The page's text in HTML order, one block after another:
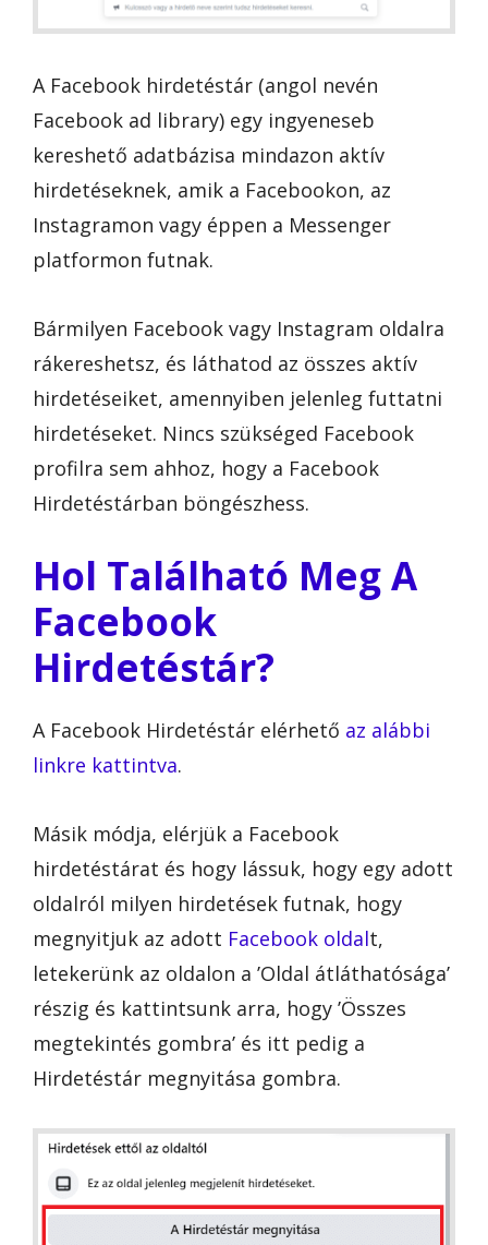
A Facebook hirdetéstár (angol nevén
Facebook ad library) egy ingyeneseb
kereshető adatbázisa mindazon aktív
hirdetéseknek, amik a Facebookon, az
Instagramon vagy éppen a Messenger
platformon futnak.
Bármilyen Facebook vagy Instagram oldalra
rákereshetsz, és láthatod az összes aktív
hirdetéseiket, amennyiben jelenleg futtatni
hirdetéseket. Nincs szükséged Facebook
profilra sem ahhoz, hogy a Facebook
Hirdetéstárban böngészhess.
Hol Található Meg A
Facebook
Hirdetéstár?
A Facebook Hirdetéstár elérhető az alábbi
linkre kattintva.
Másik módja, elérjük a Facebook
hirdetéstárat és hogy lássuk, hogy egy adott
oldalról milyen hirdetések futnak, hogy
megnyitjuk az adott Facebook oldalt,
letekerünk az oldalon a ’Oldal átláthatósága’
részig és kattintsunk arra, hogy ’Összes
megtekintés gombra’ és itt pedig a
Hirdetéstár megnyitása gombra.